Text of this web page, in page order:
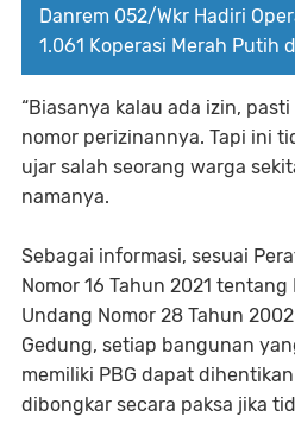
Danrem 052/Wkr Hadiri
1.061 Koperasi Merah Putih
“Biasanya kalau ada izin,
nomor perizinannya. Tapi ini
ujar salah seorang warga
namanya.
Sebagai informasi, sesuai
Nomor 16 Tahun 2021
Undang Nomor 28 Tahun
Gedung, setiap bangunan
memiliki PBG dapat
dibongkar secara paksa jika